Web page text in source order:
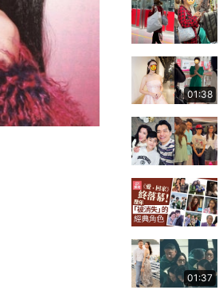
01:38
01:37